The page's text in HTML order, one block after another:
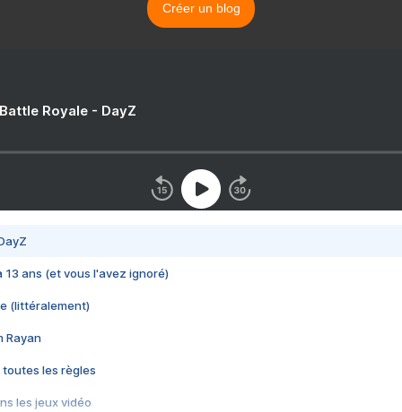
Créer un blog
Royale - DayZ
13 ans (et vous l'avez ignoré)
(littéralement)
Rayan
toutes les règles
les jeux vidéo